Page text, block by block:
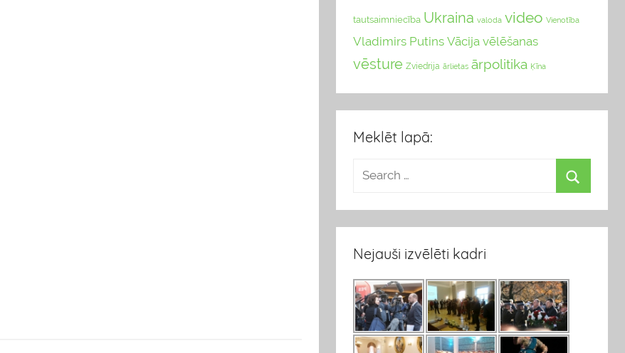
tautsaimniecība Ukraina valoda video Vienotība
Vladimirs Putins Vācija vēlēšanas
vēsture Zviedrija ārlietas ārpolitika Ķīna
Meklēt lapā:
Nejauši izvēlēti kadri